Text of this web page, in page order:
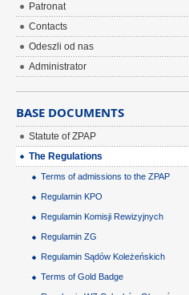
Patronat
Contacts
Odeszli od nas
Administrator
BASE DOCUMENTS
Statute of ZPAP
The Regulations
Terms of admissions to the ZPAP
Regulamin KPO
Regulamin Komisji Rewizyjnych
Regulamin ZG
Regulamin Sądów Koleżeńskich
Terms of Gold Badge